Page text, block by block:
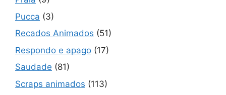
Pucca (3)
Recados Animados (51)
Respondo e apago (17)
Saudade (81)
Scraps animados (113)